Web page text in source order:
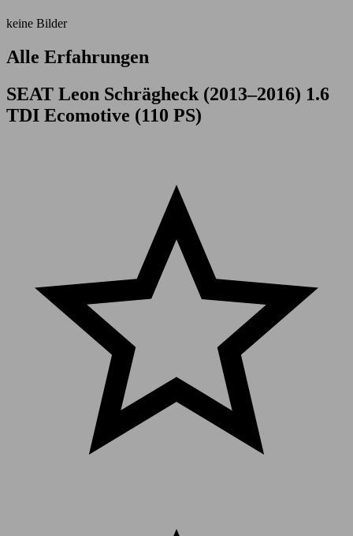
keine Bilder
Alle Erfahrungen
SEAT Leon Schrägheck (2013–2016) 1.6
TDI Ecomotive (110 PS)